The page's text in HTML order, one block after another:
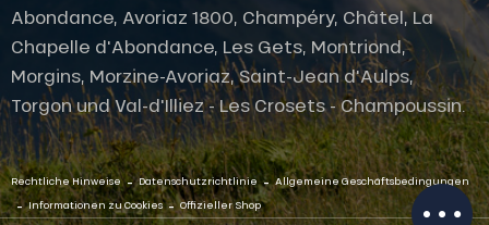
Service
Öffnungen
Per E-Mail
kontaktieren
Abondance, Avoriaz 1800, Champéry, Châtel, La
Chapelle d'Abondance, Les Gets, Montriond,
Morgins, Morzine-Avoriaz, Saint-Jean d'Aulps,
Torgon und Val-d'Illiez - Les Crosets - Champoussin.
Rechtliche Hinweise - Datenschutzrichtlinie - Allgemeine Geschäftsbedingungen
- Informationen zu Cookies - Offizieller Shop